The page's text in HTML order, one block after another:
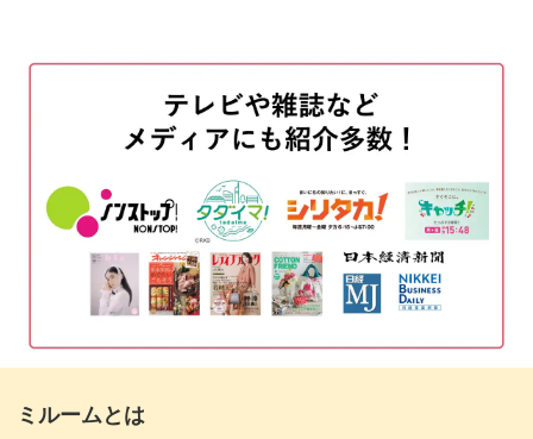
このモチーフを際立たせるにはベースカラーも重要です。
透明感のあるベースの塗り方や、色の濃さのオススメはレ
ッスンでご紹介します。
また、桜をバランスよく配置するコツもレクチャー。
満開の桜や散っている花びらなど、お好みのアレンジで桜
のアートを楽しめるようになりますよ。
桜のアートを描く
余白に花びらを描く
シルバーのラメで周りを囲む 14:58
花の中心にストーンとパーツを置く
トップジェルを塗布する
完成♪ 19:26
ミルームとは